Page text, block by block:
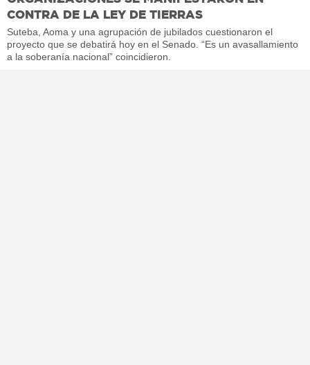
CONTRA DE LA LEY DE TIERRAS
Suteba, Aoma y una agrupación de jubilados cuestionaron el
proyecto que se debatirá hoy en el Senado. “Es un avasallamiento
a la soberanía nacional” coincidieron.